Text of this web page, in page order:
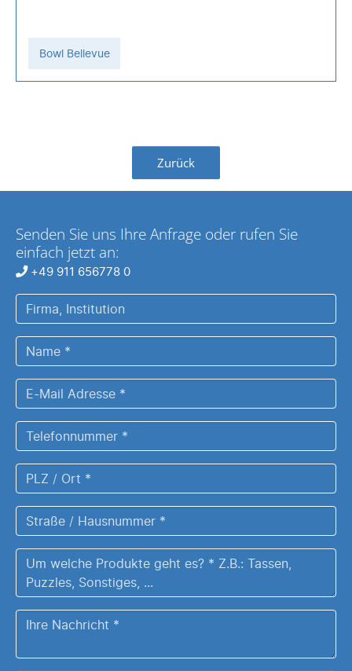
Bowl Bellevue
Zurück
Senden Sie uns Ihre Anfrage oder rufen Sie
einfach jetzt an:
+49 911 656778 0
Firma,
Institution
Name
*
E-
Mail
Adresse
*
Telefonnummer
*
PLZ
/
Ort
*
Straße
/
Hausnummer
Um
welche
Produkte
geht
Ihre
*